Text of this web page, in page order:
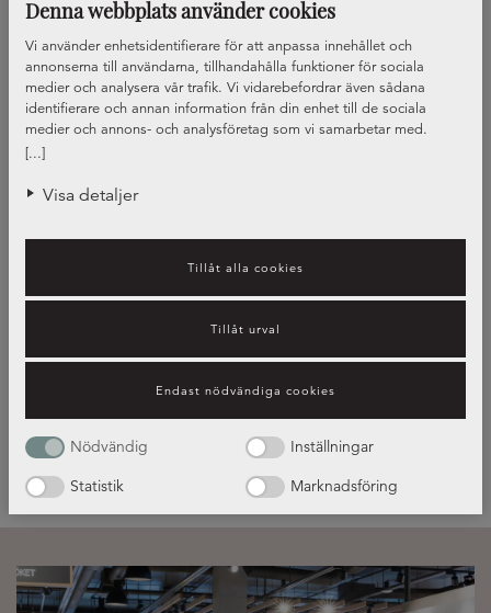
Denna webbplats använder cookies
[...]
Vi använder enhetsidentifierare för att anpassa innehållet och
annonserna till användarna, tillhandahålla funktioner för sociala
medier och analysera vår trafik. Vi vidarebefordrar även sådana
identifierare och annan information från din enhet till de sociala
medier och annons- och analysföretag som vi samarbetar med.
Dessa kan i sin tur kombinera informationen med annan information
använt deras tjänster.
Visa detaljer
Tillåt alla cookies
Tillåt urval
Endast nödvändiga cookies
Nödvändig
Inställningar
Statistik
Marknadsföring
Guide – beslag